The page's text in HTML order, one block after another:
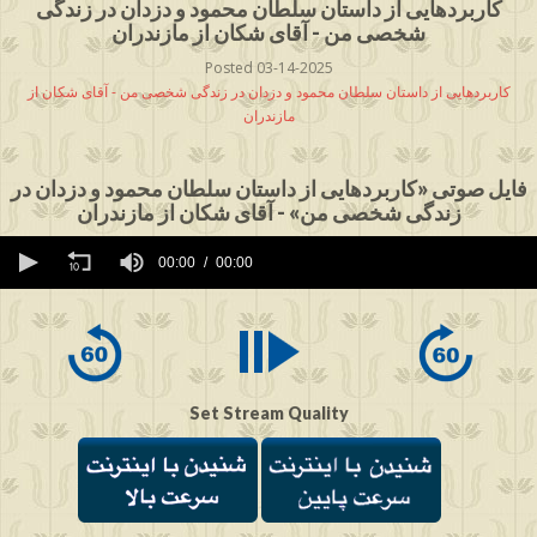
کاربردهایی از داستان سلطان محمود و دزدان در زندگی
شخصی من - آقای شکان از مازندران
Posted 03-14-2025
کاربردهایی از داستان سلطان محمود و دزدان در زندگی شخصی من - آقای شکان از
مازندران
فایل صوتی «کاربردهایی از داستان سلطان محمود و دزدان در
زندگی شخصی من» - آقای شکان از مازندران
seconds
seconds
00:00 00:00
Set Stream Quality